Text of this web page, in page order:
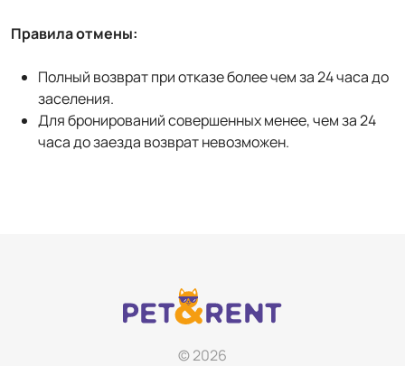
Правила отмены:
Полный возврат при отказе более чем за 24 часа до
заселения.
Для бронирований совершенных менее, чем за 24
часа до заезда возврат невозможен.
© 2026